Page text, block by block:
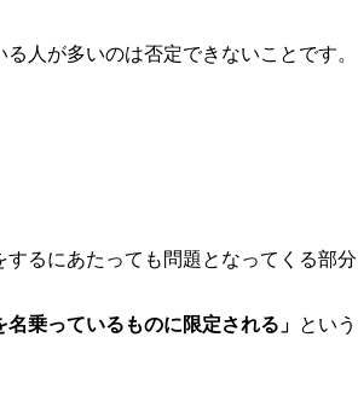
人が多いのは否定できないことです。
するにあたっても問題となってくる部分
乗っているものに限定される」 という